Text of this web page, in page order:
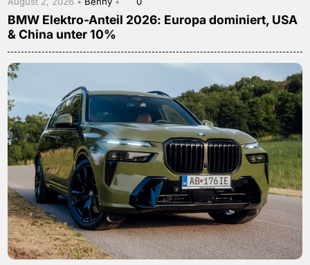
BMW Elektro-Anteil 2026: Europa dominiert, USA
& China unter 10%